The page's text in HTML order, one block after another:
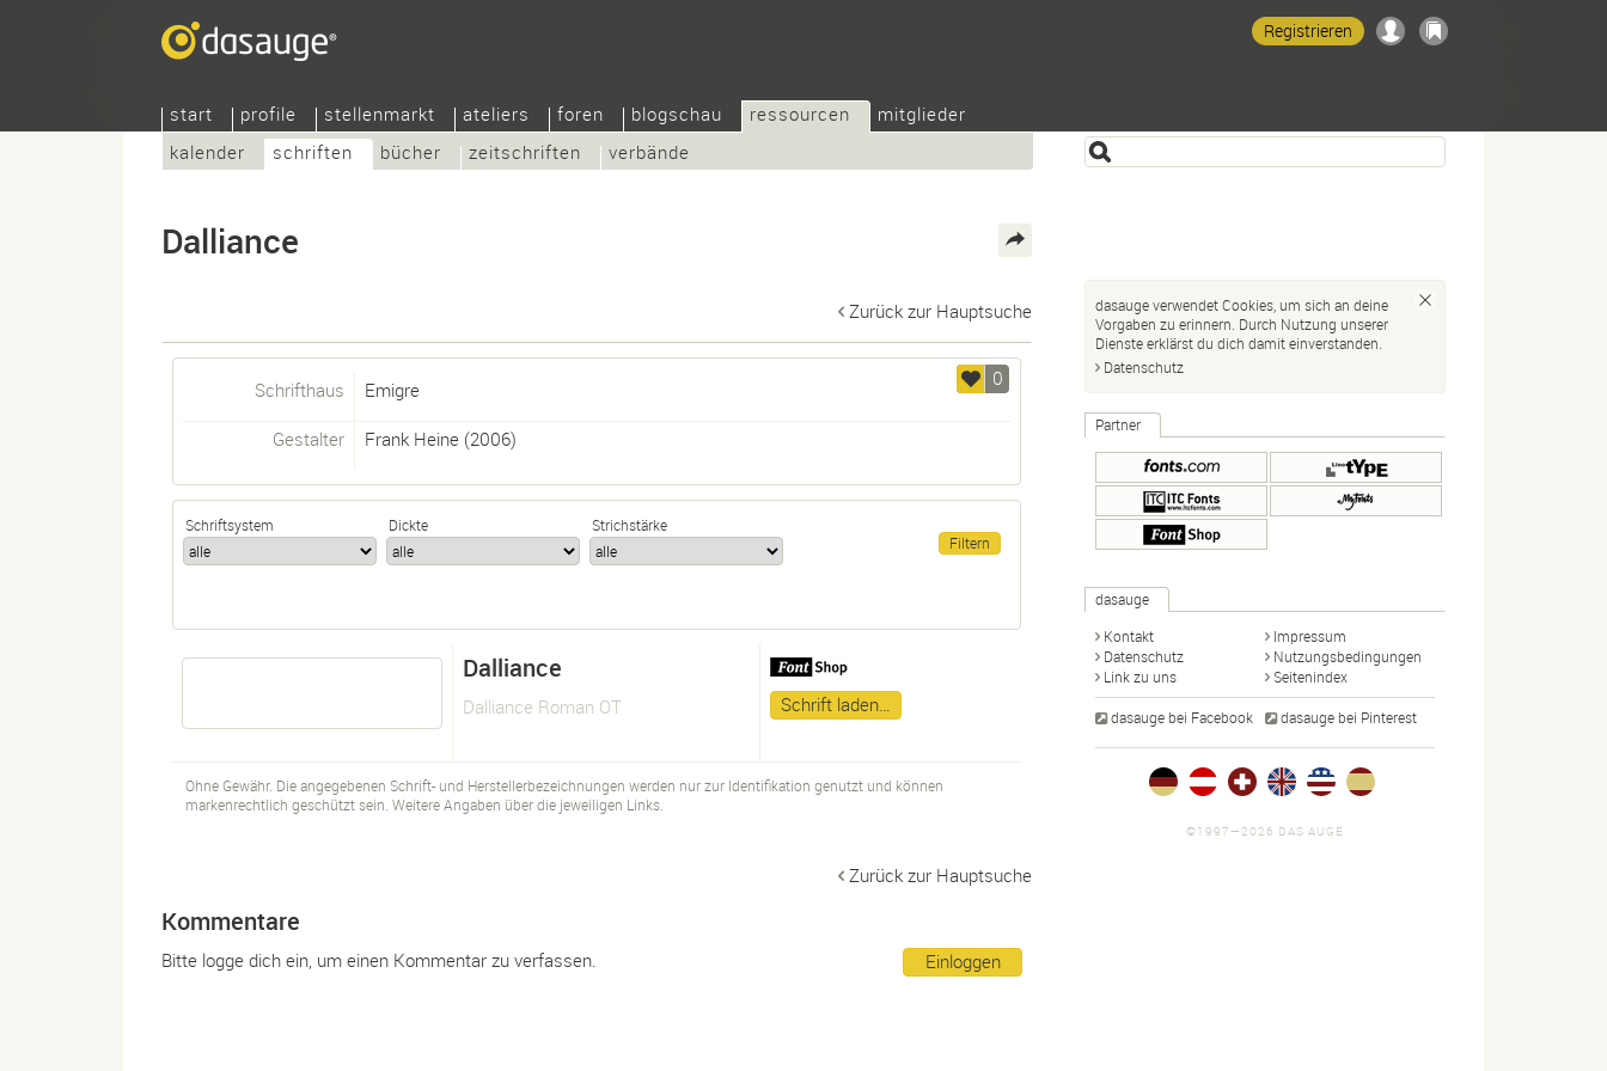
start profile stellenmarkt ateliers foren blogschau
ressourcen
kalender
schriften bücher zeitschriften verbände
mitglieder
Registrieren
Dalliance
Zurück zur Hauptsuche
0
Schrifthaus Emigre
Gestalter Frank Heine(2006)
Schriftsystem Dickte Strichstärke
Dalliance
Dalliance Roman OT Schrift laden…
Ohne Gewähr. Die angegebenen Schrift- und Herstellerbezeichnungen werden nur zur Identifikation genutzt und können
markenrechtlich geschützt sein. Weitere Angaben über die jeweiligen Links.
Zurück zur Hauptsuche
Kommentare
Einloggen
Bitte logge dich ein, um einen Kommentar zu verfassen.
dasauge verwendet Cookies, um sich an deine
Vorgaben zu erinnern. Durch Nutzung unserer
Dienste erklärst du dich damit einverstanden.
Datenschutz
Partner
dasauge
Kontakt
Impressum
Datenschutz
Nutzungsbedingungen
Link zu uns
Seitenindex
dasauge bei Facebook dasauge bei Pinterest
©1997—2026 DAS AUGE